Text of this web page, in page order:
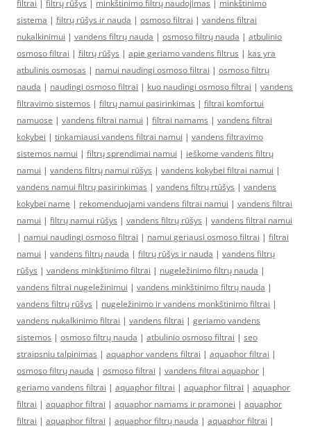
filtrai | filtrų rūšys | minkštinimo filtrų naudojimas | minkštinimo
sistema | filtrų rūšys ir nauda | osmoso filtrai | vandens filtrai
nukalkinimui | vandens filtrų nauda | osmoso filtrų nauda | atbulinio
osmoso filtrai | filtrų rūšys | apie geriamo vandens filtrus | kas yra
atbulinis osmosas | namui naudingi osmoso filtrai | osmoso filtrų
nauda | naudingi osmoso filtrai | kuo naudingi osmoso filtrai | vandens
filtravimo sistemos | filtrų namui pasirinkimas | filtrai komfortui
namuose | vandens filtrai namui | filtrai namams | vandens filtrai
kokybei | tinkamiausi vandens filtrai namui | vandens filtravimo
sistemos namui | filtrų sprendimai namui | ieškome vandens filtrų
namui | vandens filtrų namui rūšys | vandens kokybei filtrai namui |
vandens namui filtrų pasirinkimas | vandens filtrų rtūšys | vandens
kokybei name | rekomenduojami vandens filtrai namui | vandens filtrai
namui | filtrų namui rūšys | vandens filtrų rūšys | vandens filtrai namui
| namui naudingi osmoso filtrai | namui geriausi osmoso filtrai | filtrai
namui | vandens filtrų nauda | filtrų rūšys ir nauda | vandens filtrų
rūšys | vandens minkštinimo filtrai | nugeležinimo filtrų nauda |
vandens filtrai nugeležinimui | vandens minkštinimo filtrų nauda |
vandens filtrų rūšys | nugeležinimo ir vandens monkštinimo filtrai |
vandens nukalkinimo filtrai | vandens filtrai | geriamo vandens
sistemos | osmoso filtrų nauda | atbulinio osmoso filtrai | seo
straipsniu talpinimas | aquaphor vandens filtrai | aquaphor filtrai |
osmoso filtrų nauda | osmoso filtrai | vandens filtrai aquaphor |
geriamo vandens filtrai | aquaphor filtrai | aquaphor filtrai | aquaphor
filtrai | aquaphor filtrai | aquaphor namams ir pramonei | aquaphor
filtrai | aquaphor filtrai | aquaphor filtrų nauda | aquaphor filtrai |